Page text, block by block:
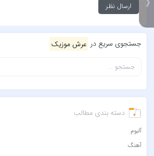
جستجوی سریع در عرش موزیک
دسته بندی مطالب
آلبوم
آهنگ